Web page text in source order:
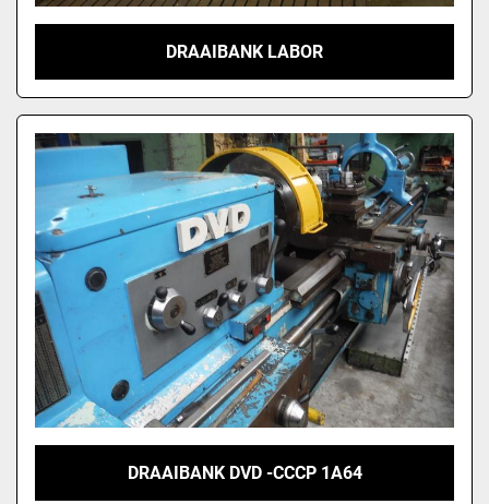
DRAAIBANK LABOR
DRAAIBANK DVD -CCCP 1A64